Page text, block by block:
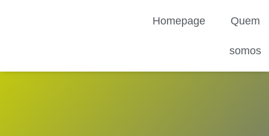
Homepage Quem
somos